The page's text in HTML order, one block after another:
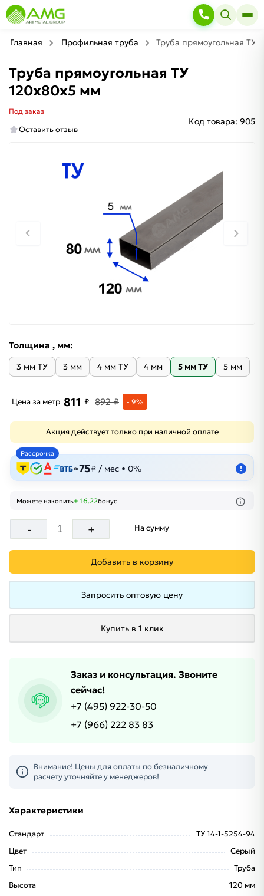
Главная Профильная труба Труба прямоугольная ТУ
Труба прямоугольная ТУ
120х80х5 мм
Под заказ
Оставить отзыв
Код товара: 905
Толщина , мм:
3 мм ТУ 3 мм 4 мм ТУ 4 мм 5 мм ТУ 5 мм
Цена за метр 811 ₽ 892 ₽ - 9%
Акция действует только при наличной оплате
Рассрочка
≈75₽ / мес • 0% !
Можете накопить+ 16.22бонус
- + На сумму
Добавить в корзину
Запросить оптовую цену
Купить в 1 клик
Заказ и консультация. Звоните
сейчас!
+7 (495) 922-30-50
+7 (966) 222 83 83
Внимание! Цены для оплаты по безналичному
расчету уточняйте у менеджеров!
Характеристики
Стандарт
ТУ 14-1-5254-94
Цвет
Серый
Тип
Труба
Высота
120 мм